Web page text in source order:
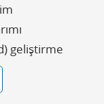
geliştirme